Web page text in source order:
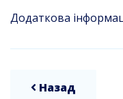
Додаткова
Назад